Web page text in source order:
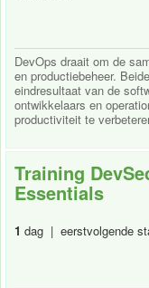
DevOps draait om de
en productiebeheer.
eindresultaat van de
ontwikkelaars en
productiviteit te
Training
Essentials
1 dag | eerstvolgende